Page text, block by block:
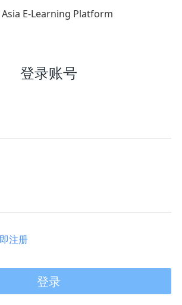
Asia E-Learning Platform
登录账号
注册
登录